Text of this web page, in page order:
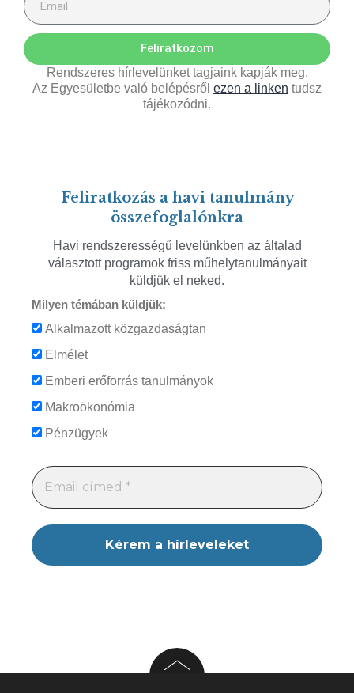
Feliratkozom
Rendszeres hírlevelünket tagjaink kapják meg.
Az Egyesületbe való belépésről ezen a linken tudsz
tájékozódni.
Feliratkozás a havi tanulmány
összefoglalónkra
Havi rendszerességű levelünkben az általad
választott programok friss műhelytanulmányait
küldjük el neked.
Milyen témában küldjük:
Alkalmazott közgazdaságtan
Elmélet
Emberi erőforrás tanulmányok
Makroökonómia
Pénzügyek